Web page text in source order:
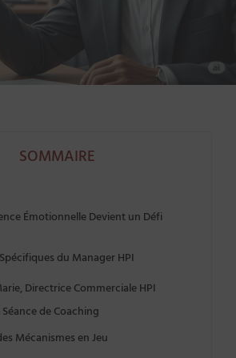
SOMMAIRE
Émotionnelle Devient un Défi
du Manager HPI
Directrice Commerciale HPI
de Coaching
Mécanismes en Jeu